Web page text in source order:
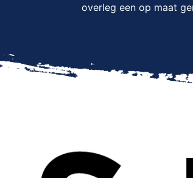
overleg een op maat